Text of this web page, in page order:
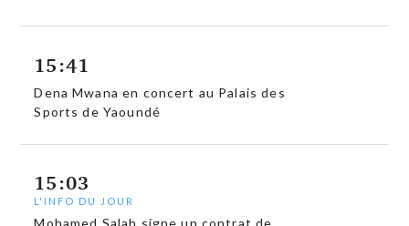
15:41
Dena Mwana en concert au Palais des
Sports de Yaoundé
15:03
L'INFO DU JOUR